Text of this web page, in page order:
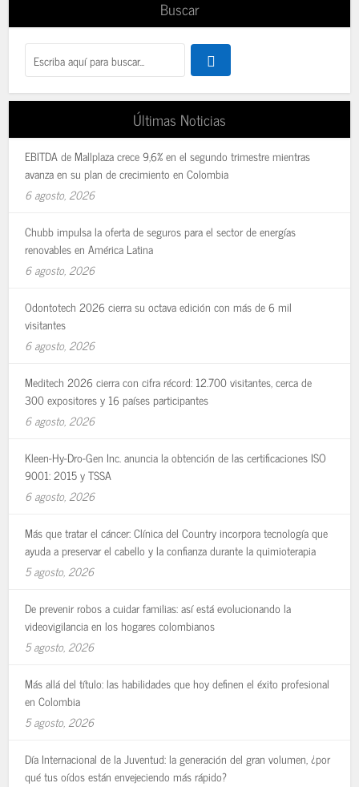
Buscar
Últimas Noticias
EBITDA de Mallplaza crece 9,6% en el segundo trimestre mientras
avanza en su plan de crecimiento en Colombia
6 agosto, 2026
Chubb impulsa la oferta de seguros para el sector de energías
renovables en América Latina
6 agosto, 2026
Odontotech 2026 cierra su octava edición con más de 6 mil
visitantes
6 agosto, 2026
Meditech 2026 cierra con cifra récord: 12.700 visitantes, cerca de
300 expositores y 16 países participantes
6 agosto, 2026
Kleen-Hy-Dro-Gen Inc. anuncia la obtención de las certificaciones ISO
9001: 2015 y TSSA
6 agosto, 2026
Más que tratar el cáncer: Clínica del Country incorpora tecnología que
ayuda a preservar el cabello y la confianza durante la quimioterapia
5 agosto, 2026
De prevenir robos a cuidar familias: así está evolucionando la
videovigilancia en los hogares colombianos
5 agosto, 2026
Más allá del título: las habilidades que hoy definen el éxito profesional
en Colombia
5 agosto, 2026
Día Internacional de la Juventud: la generación del gran volumen, ¿por
qué tus oídos están envejeciendo más rápido?